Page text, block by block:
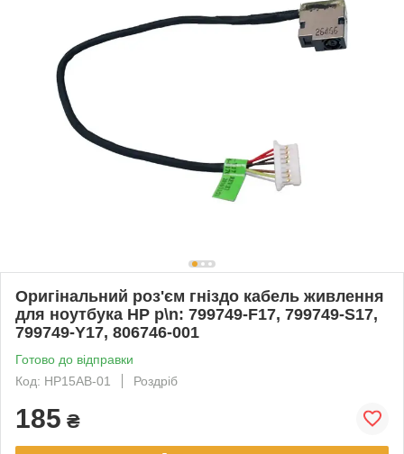
Оригінальний роз'єм гніздо кабель живлення
для ноутбука HP p\n: 799749-F17, 799749-S17,
799749-Y17, 806746-001
Готово до відправки
Код: HP15AB-01
Роздріб
185 ₴